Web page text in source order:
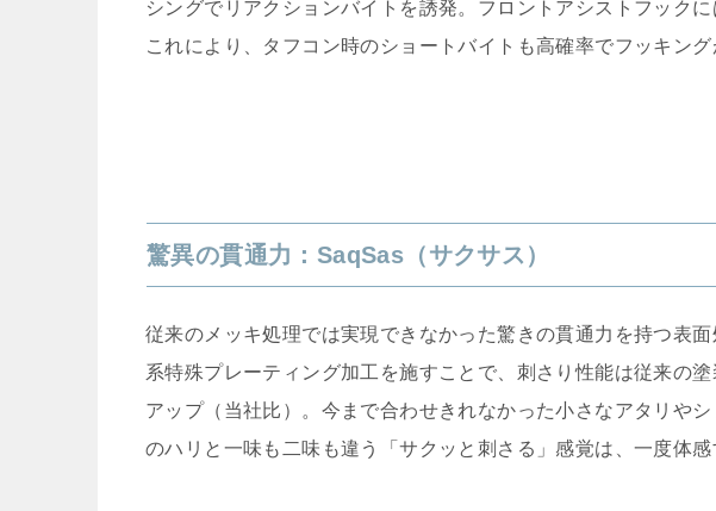
シングでリアクションバイトを誘発。フロントアシストフック
これにより、タフコン時のショートバイトも高確率でフッキング
驚異の貫通力：SaqSas（サクサス）
従来のメッキ処理では実現できなかった驚きの貫通力を持つ表
系特殊プレーティング加工を施すことで、刺さり性能は従来の
アップ（当社比）。今まで合わせきれなかった小さなアタリや
のハリと一味も二味も違う「サクッと刺さる」感覚は、一度体